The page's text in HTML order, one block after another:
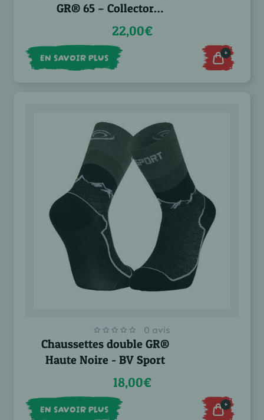
GR® 65 – Collector
Compostelle
22,00€
EN SAVOIR PLUS +
0 avis
Chaussettes double GR®
Haute Noire - BV Sport
18,00€
EN SAVOIR PLUS +